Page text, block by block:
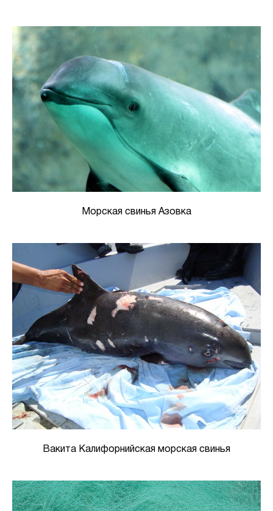
Морская свинья Азовка
Вакита Калифорнийская морская свинья